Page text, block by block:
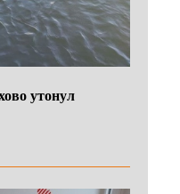
утонул